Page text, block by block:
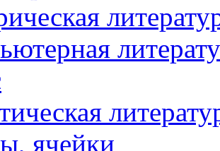
ячейки